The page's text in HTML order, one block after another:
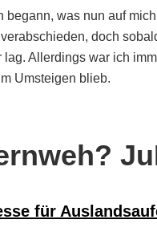
was nun auf
doch
Allerdings war ich
Umsteigen blieb.
für